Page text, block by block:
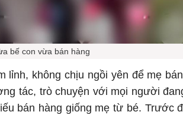
bế con vừa bán hàng
lỉnh, không chịu ngồi yên để mẹ
tác, trò chuyện với mọi người
bán hàng giống mẹ từ bé. Trước